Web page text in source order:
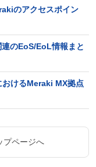
のアクセスポイン
のEoS/EoL情報まと
けるMeraki MX拠点
プページへ